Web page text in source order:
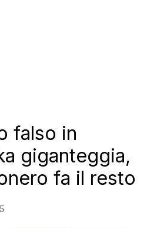
falso in
giganteggia,
fa il resto